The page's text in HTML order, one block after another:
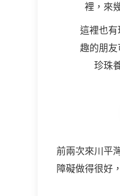
裡，來
這裡也
趣的朋
珍珠
前兩次來川平
障礙做得很好